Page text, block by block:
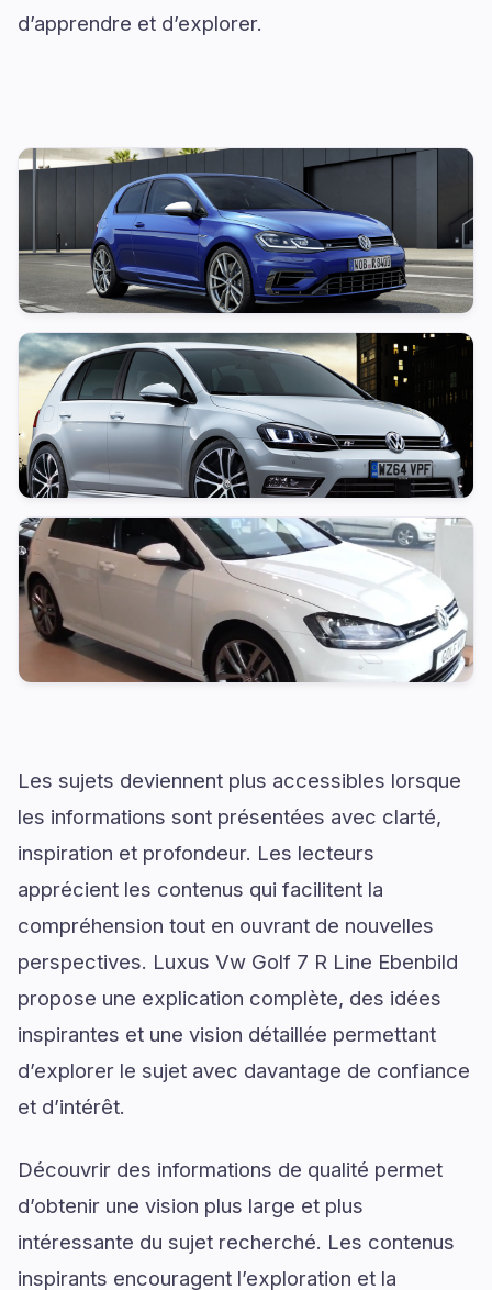
d’apprendre et d’explorer.
Les sujets deviennent plus accessibles lorsque
les informations sont présentées avec clarté,
inspiration et profondeur. Les lecteurs
apprécient les contenus qui facilitent la
compréhension tout en ouvrant de nouvelles
perspectives. Luxus Vw Golf 7 R Line Ebenbild
propose une explication complète, des idées
inspirantes et une vision détaillée permettant
d’explorer le sujet avec davantage de confiance
et d’intérêt.
Découvrir des informations de qualité permet
d’obtenir une vision plus large et plus
intéressante du sujet recherché. Les contenus
inspirants encouragent l’exploration et la